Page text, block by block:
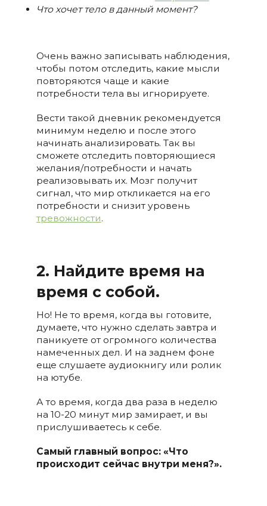
Что хочет тело в данный момент?
Очень важно записывать наблюдения,
чтобы потом отследить, какие мысли
повторяются чаще и какие
потребности тела вы игнорируете.
Вести такой дневник рекомендуется
минимум неделю и после этого
начинать анализировать. Так вы
сможете отследить повторяющиеся
желания/потребности и начать
реализовывать их. Мозг получит
сигнал, что мир откликается на его
потребности и снизит уровень
тревожности.
2. Найдите время на
время с собой.
Но! Не то время, когда вы готовите,
думаете, что нужно сделать завтра и
паникуете от огромного количества
намеченных дел. И на заднем фоне
еще слушаете аудиокнигу или ролик
на ютубе.
А то время, когда два раза в неделю
на 10-20 минут мир замирает, и вы
прислушиваетесь к себе.
Самый главный вопрос: «Что
происходит сейчас внутри меня?».